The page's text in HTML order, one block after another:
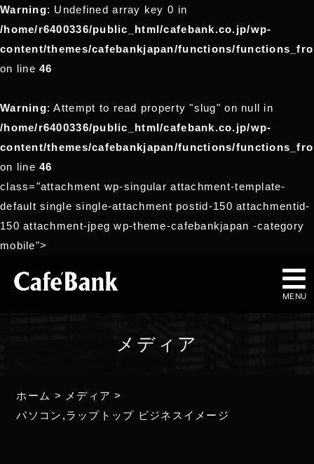
Warning: Undefined array key 0 in
/home/r6400336/public_html/cafebank.co.jp/wp-
content/themes/cafebankjapan/functions/
on line46
Warning: Attempt to read property "slug" on null in
/home/r6400336/public_html/cafebank.co.jp/wp-
content/themes/cafebankjapan/functions/
on line46
class="attachment wp-singular attachment-template-
default single single-attachment postid-150 attachmentid-
150 attachment-jpeg wp-theme-cafebankjapan -category
mobile">
MENU
メディア
ホーム > メディア >
パソコン,ラップトップ ビジネスイメージ